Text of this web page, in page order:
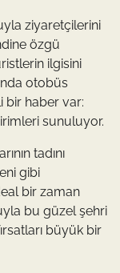
ziyaretçilerini
özgü
ilgisini
otobüs
haber var:
sunuluyor.
tadını
gibi
bir zaman
bu güzel şehri
büyük bir